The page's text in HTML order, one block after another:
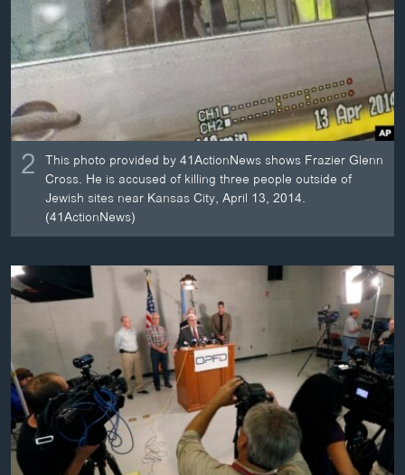
2 This photo provided by 41ActionNews shows Frazier Glenn
Cross. He is accused of killing three people outside of
Jewish sites near Kansas City, April 13, 2014.
(41ActionNews)